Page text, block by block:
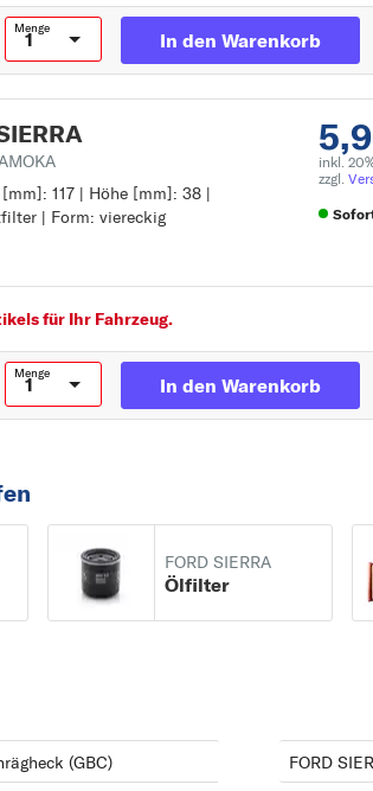
Menge
In den Warenkorb
inkl.
zzgl.
117 | Höhe [mm]: 38 |
| Form: viereckig
für Ihr Fahrzeug.
Menge
In den Warenkorb
FORD SIERRA
Ölfilter
(GBC)
FORD